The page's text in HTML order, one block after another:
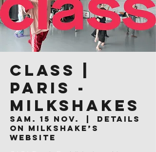
CLASS |
Paris -
Milkshakes
sam. 15 nov.
Details
on Milkshake’s
website